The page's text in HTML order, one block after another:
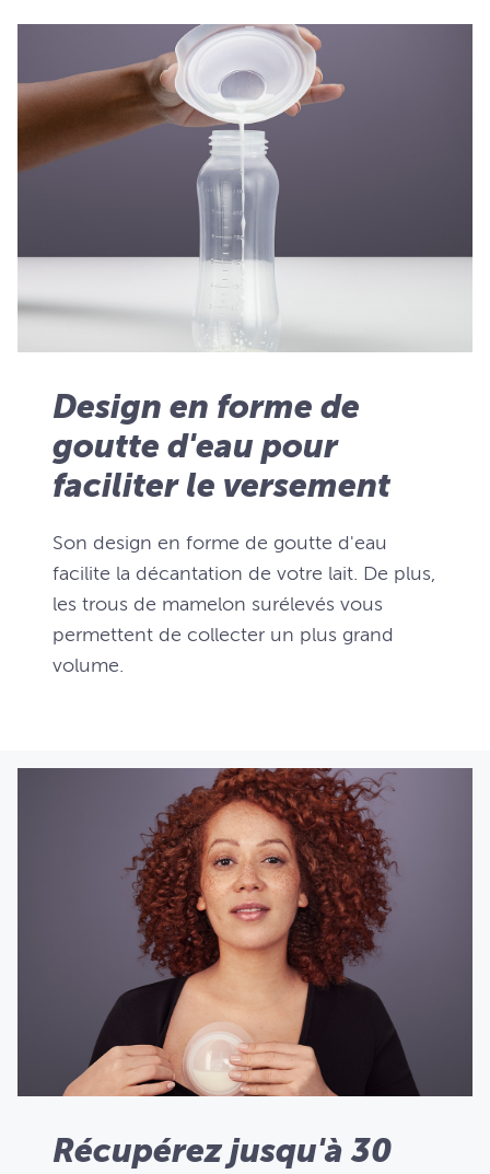
Design en forme de
goutte d'eau pour
faciliter le versement
Son design en forme de goutte d'eau
facilite la décantation de votre lait. De plus,
les trous de mamelon surélevés vous
permettent de collecter un plus grand
volume.
Récupérez jusqu'à 30